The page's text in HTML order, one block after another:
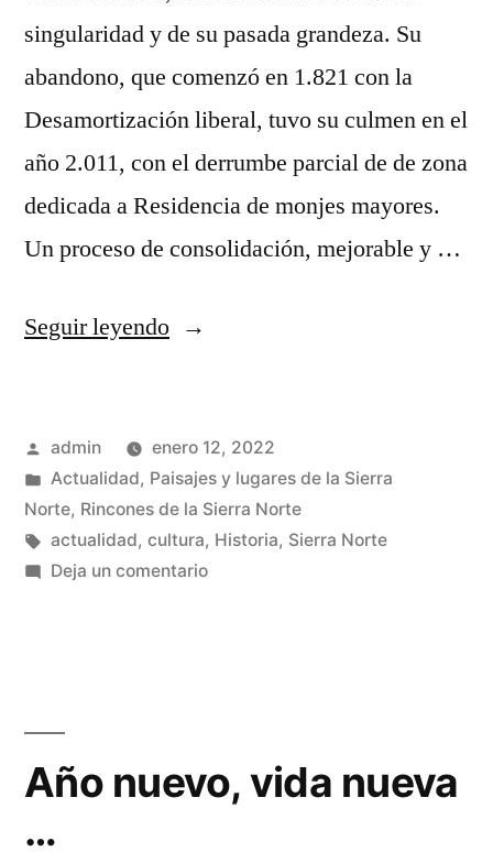
singularidad y de su pasada grandeza. Su
abandono, que comenzó en 1.821 con la
Desamortización liberal, tuvo su culmen en el
año 2.011, con el derrumbe parcial de de zona
dedicada a Residencia de monjes mayores.
Un proceso de consolidación, mejorable y …
Seguir leyendo«Guia
de
Bonaval»
Publicado
por
admin
enero 12, 2022
Publicado
en
Actualidad, Paisajes y lugares de la Sierra
Norte, Rincones de la Sierra Norte
Etiquetas:
actualidad, cultura, Historia, Sierra Norte
Deja un comentarioen
Año nuevo, vida nueva
…